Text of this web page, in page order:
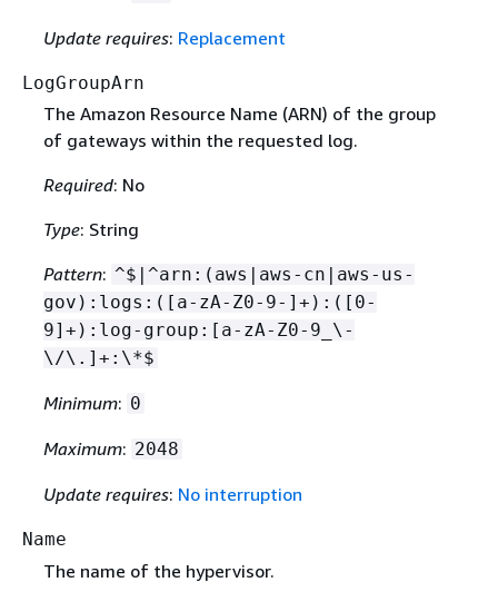
Update requires: Replacement
LogGroupArn
The Amazon Resource Name (ARN) of the group
of gateways within the requested log.
Required: No
Type: String
Pattern: ^$|^arn:(aws|aws-cn|aws-us-
gov):logs:([a-zA-Z0-9-]+):([0-
9]+):log-group:[a-zA-Z0-9_\-
\/\.]+:\*$
Minimum: 0
Maximum: 2048
Update requires: No interruption
Name
The name of the hypervisor.